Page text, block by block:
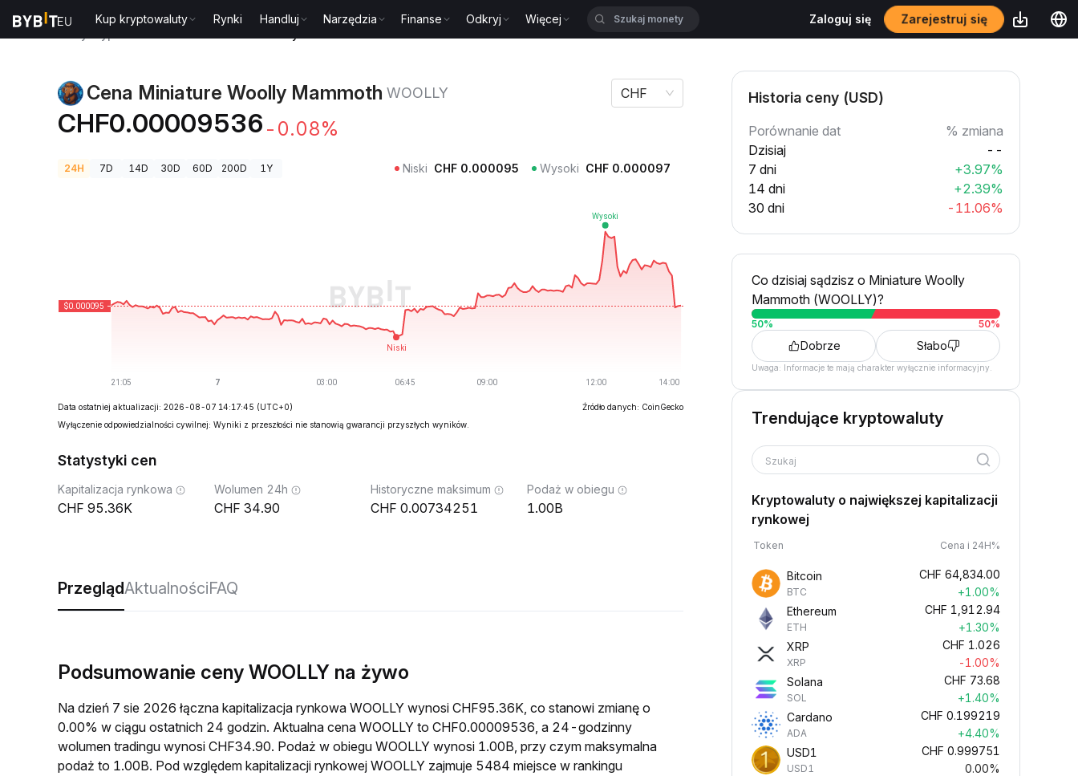
Kup kryptowaluty Rynki Handluj Narzędzia Finanse Odkryj Więcej Zaloguj się Zarejestruj się
Cena Miniature Woolly Mammoth WOOLLY
CHF0.00009536 -0.08%
CHF
24H 7D 14D 30D 60D 200D 1Y Niski CHF 0.000095 Wysoki CHF 0.000097
Data ostatniej aktualizacji: 2026-08-07 14:17:45 (UTC+0)
Źródło danych: CoinGecko
Wyłączenie odpowiedzialności cywilnej: Wyniki z przeszłości nie stanowią gwarancji przyszłych wyników.
Statystyki cen
Kapitalizacja rynkowa
95.36K
Wolumen 24h
34.90
Historyczne maksimum
0.00734251
Podaż w obiegu
1.00B
PrzeglądAktualnościFAQ
Podsumowanie ceny WOOLLY na żywo
Na dzień 7 sie 2026 łączna kapitalizacja rynkowa WOOLLY wynosi CHF95.36K, co stanowi zmianę o
0.00% w ciągu ostatnich 24 godzin. Aktualna cena WOOLLY to CHF0.00009536, a 24-godzinny
wolumen tradingu wynosi CHF34.90. Podaż w obiegu WOOLLY wynosi 1.00B, przy czym maksymalna
podaż to 1.00B. Pod względem kapitalizacji rynkowej WOOLLY zajmuje 5484 miejsce w rankingu
Historia ceny (USD)
Porównanie dat
% zmiana
Dzisiaj
--
7 dni
+3.97%
14 dni
+2.39%
30 dni
-11.06%
Co dzisiaj sądzisz o Miniature Woolly
Mammoth (WOOLLY)?
50% 50%
Dobrze Słabo
Uwaga: Informacje te mają charakter wyłącznie informacyjny.
Trendujące kryptowaluty
Szukaj
Kryptowaluty o największej kapitalizacji
rynkowej
Token Cena i 24H%
Bitcoin
BTC
CHF 64,834.00
+1.00%
Ethereum
ETH
CHF 1,912.94
+1.30%
XRP
XRP
CHF 1.026
-1.00%
Solana
SOL
CHF 73.68
+1.40%
Cardano
ADA
CHF 0.199219
+4.40%
USD1
USD1
CHF 0.999751
0.00%